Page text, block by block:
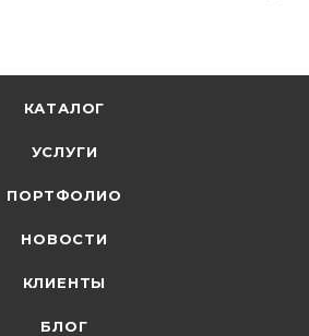
КАТАЛОГ
УСЛУГИ
ПОРТФОЛИО
НОВОСТИ
КЛИЕНТЫ
БЛОГ